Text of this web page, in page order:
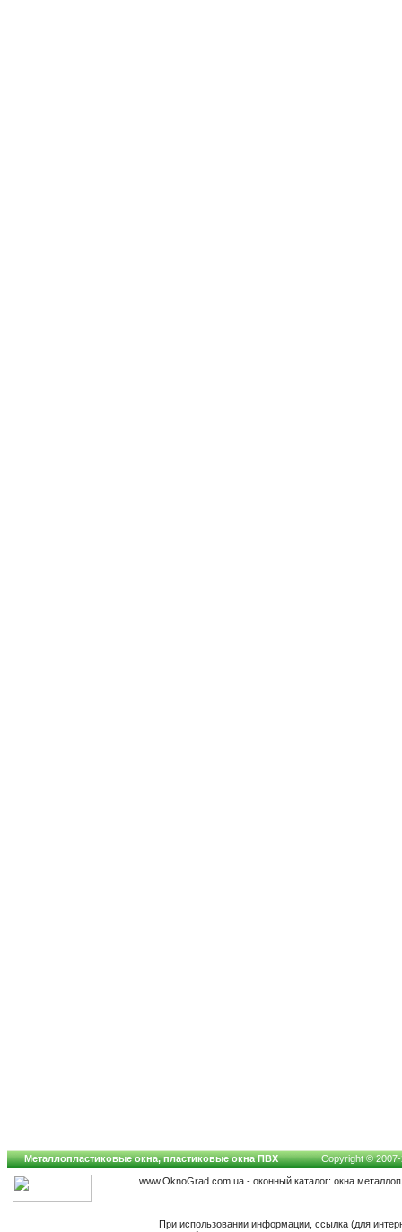
Металлопластиковые окна, пластиковые окна ПВХ Copyright ©
www.OknoGrad.com.ua - оконный каталог: окна
При использовании информации, ссылка (для